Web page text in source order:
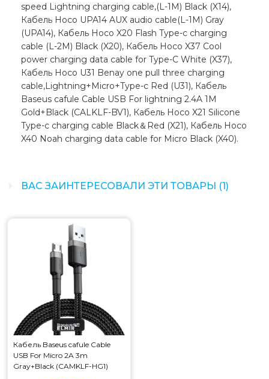
speed Lightning charging cable,(L-1M) Black (X14),
Кабель Hoco UPA14 AUX audio cable(L-1M) Gray
(UPA14), Кабель Hoco X20 Flash Type-c charging
cable (L-2M) Black (X20), Кабель Hoco X37 Cool
power charging data cable for Type-C White (X37),
Кабель Hoco U31 Benay one pull three charging
cable,Lightning+Micro+Type-c Red (U31), Кабель
Baseus cafule Cable USB For lightning 2.4A 1M
Gold+Black (CALKLF-BV1), Кабель Hoco X21 Silicone
Type-c charging cable Black＆Red (X21), Кабель Hoco
X40 Noah charging data cable for Micro Black (X40).
ВАС ЗАИНТЕРЕСОВАЛИ ЭТИ ТОВАРЫ (1)
Кабель Baseus cafule Cable
USB For Micro 2A 3m
Gray+Black (CAMKLF-HG1)